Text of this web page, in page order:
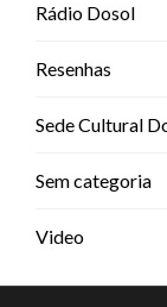
Rádio Dosol
Resenhas
Sede Cultural
Sem categoria
Video